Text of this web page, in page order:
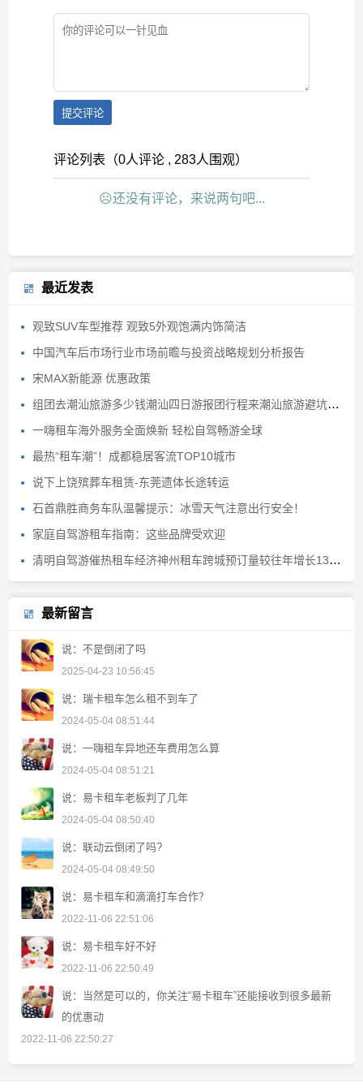
提交评论
评论列表（0人评论 , 283人围观）
☹还没有评论，来说两句吧...
最近发表
观致SUV车型推荐 观致5外观饱满内饰简洁
中国汽车后市场行业市场前瞻与投资战略规划分析报告
宋MAX新能源 优惠政策
组团去潮汕旅游多少钱潮汕四日游报团行程来潮汕旅游避坑避雷
一嗨租车海外服务全面焕新 轻松自驾畅游全球
最热“租车潮”！成都稳居客流TOP10城市
说下上饶殡葬车租赁-东莞遗体长途转运
石首鼎胜商务车队温馨提示：冰雪天气注意出行安全！
家庭自驾游租车指南：这些品牌受欢迎
清明自驾游催热租车经济神州租车跨城预订量较往年增长130%
最新留言
说：不是倒闭了吗
2025-04-23 10:56:45
说：瑞卡租车怎么租不到车了
2024-05-04 08:51:44
说：一嗨租车异地还车费用怎么算
2024-05-04 08:51:21
说：易卡租车老板判了几年
2024-05-04 08:50:40
说：联动云倒闭了吗?
2024-05-04 08:49:50
说：易卡租车和滴滴打车合作？
2022-11-06 22:51:06
说：易卡租车好不好
2022-11-06 22:50:49
说：当然是可以的，你关注“易卡租车”还能接收到很多最新
的优惠动
2022-11-06 22:50:27